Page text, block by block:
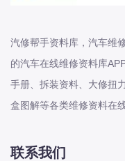
险盒
修资
冰淇
汽修帮手资料库，汽车维
的汽车在线维修资料库
手册、拆装资料、大修扭
盒图解等各类维修资料在
联系我们